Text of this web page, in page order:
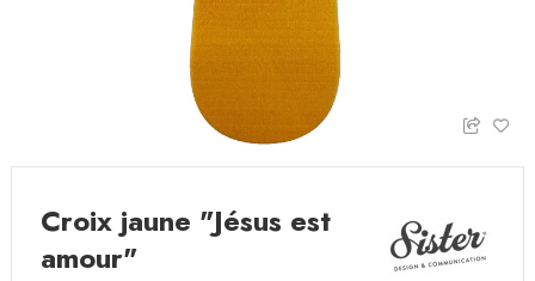
Croix jaune "Jésus est
amour"